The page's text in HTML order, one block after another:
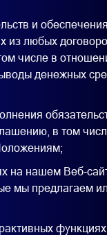
и
из любых
числе в
денежных
в том
на нашем Веб-
мы предлагаем